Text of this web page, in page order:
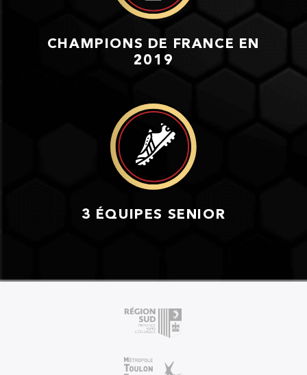
CHAMPIONS DE FRANCE EN
2019
3 ÉQUIPES SENIOR